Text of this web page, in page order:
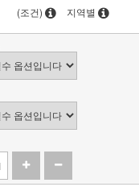
(조건) 지역별